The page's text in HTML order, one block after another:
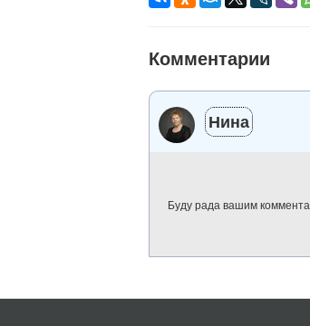
Комментарии
Нина
Буду рада вашим